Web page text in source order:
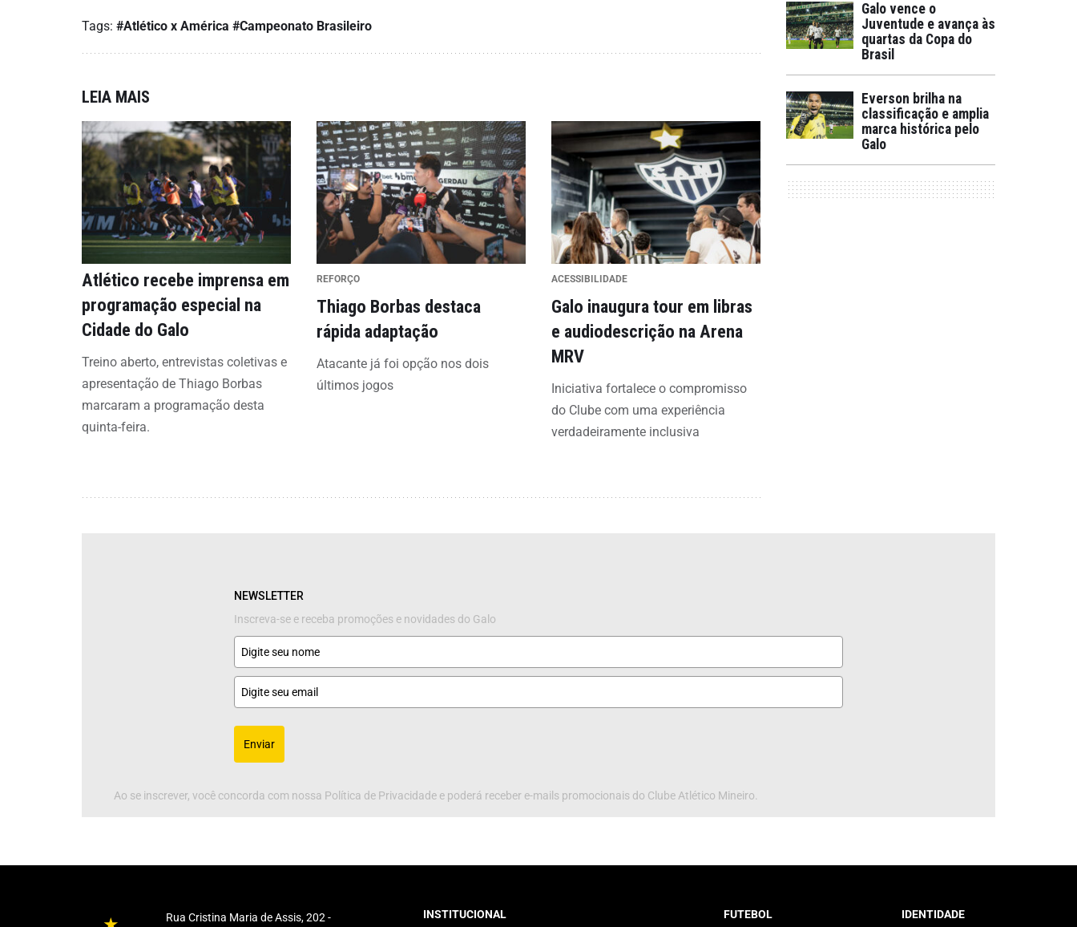
Tags: #Atlético x América #Campeonato Brasileiro
LEIA MAIS
Atlético recebe imprensa em
programação especial na
Cidade do Galo
Treino aberto, entrevistas coletivas e
apresentação de Thiago Borbas
marcaram a programação desta
quinta-feira.
REFORÇO
Thiago Borbas destaca
rápida adaptação
Atacante já foi opção nos dois
últimos jogos
ACESSIBILIDADE
Galo inaugura tour em libras
e audiodescrição na Arena
MRV
Iniciativa fortalece o compromisso
do Clube com uma experiência
verdadeiramente inclusiva
Galo vence o
Juventude e avança às
quartas da Copa do
Brasil
Everson brilha na
classificação e amplia
marca histórica pelo
Galo
NEWSLETTER
Inscreva-se e receba promoções e novidades do Galo
Enviar
Ao se inscrever, você concorda com nossa Política de Privacidade e poderá receber e-mails promocionais do Clube Atlético Mineiro.
Rua Cristina Maria de Assis, 202 - INSTITUCIONAL FUTEBOL IDENTIDADE